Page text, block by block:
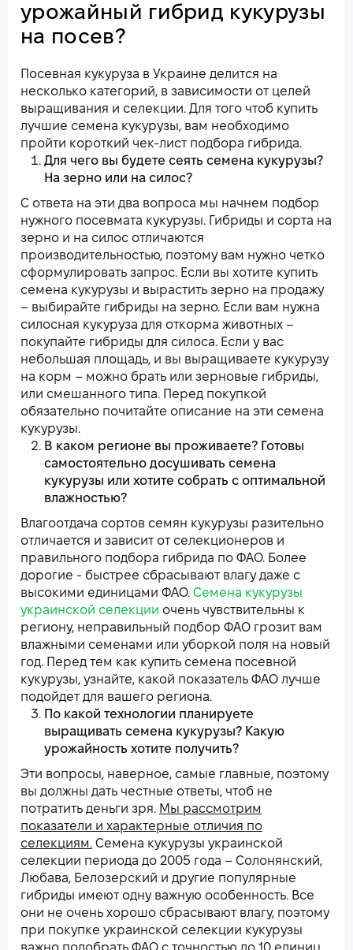
урожайный гибрид кукурузы
на посев?
Посевная кукуруза в Украине делится на
несколько категорий, в зависимости от целей
выращивания и селекции. Для того чтоб купить
лучшие семена кукурузы, вам необходимо
пройти короткий чек-лист подбора гибрида.
Для чего вы будете сеять семена кукурузы?
На зерно или на силос?
С ответа на эти два вопроса мы начнем подбор
нужного посевмата кукурузы. Гибриды и сорта на
зерно и на силос отличаются
производительностью, поэтому вам нужно четко
сформулировать запрос. Если вы хотите купить
семена кукурузы и вырастить зерно на продажу
– выбирайте гибриды на зерно. Если вам нужна
силосная кукуруза для откорма животных –
покупайте гибриды для силоса. Если у вас
небольшая площадь, и вы выращиваете кукурузу
на корм – можно брать или зерновые гибриды,
или смешанного типа. Перед покупкой
обязательно почитайте описание на эти семена
кукурузы.
В каком регионе вы проживаете? Готовы
самостоятельно досушивать семена
кукурузы или хотите собрать с оптимальной
влажностью?
Влагоотдача сортов семян кукурузы разительно
отличается и зависит от селекционеров и
правильного подбора гибрида по ФАО. Более
дорогие - быстрее сбрасывают влагу даже с
высокими единицами ФАО. Семена кукурузы
украинской селекции очень чувствительны к
региону, неправильный подбор ФАО грозит вам
влажными семенами или уборкой поля на новый
год. Перед тем как купить семена посевной
кукурузы, узнайте, какой показатель ФАО лучше
подойдет для вашего региона.
По какой технологии планируете
выращивать семена кукурузы? Какую
урожайность хотите получить?
Эти вопросы, наверное, самые главные, поэтому
вы должны дать честные ответы, чтоб не
потратить деньги зря. Мы рассмотрим
показатели и характерные отличия по
селекциям. Семена кукурузы украинской
селекции периода до 2005 года – Солонянский,
Любава, Белозерский и другие популярные
гибриды имеют одну важную особенность. Все
они не очень хорошо сбрасывают влагу, поэтому
при покупке украинской селекции кукурузы